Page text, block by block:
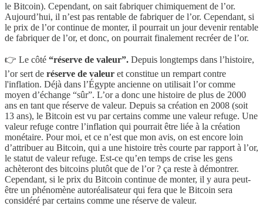
le Bitcoin). Cependant, on sait fabriquer chimiquement de l’or.
Aujourd’hui, il n’est pas rentable de fabriquer de l’or. Cependant, si
le prix de l’or continue de monter, il pourrait un jour devenir rentable
de fabriquer de l’or, et donc, on pourrait finalement recréer de l’or.
👉 Le côté “réserve de valeur”. Depuis longtemps dans l’histoire,
l’or sert de réserve de valeur et constitue un rempart contre
l'inflation. Déjà dans l’Égypte ancienne on utilisait l’or comme
moyen d’échange “sûr”. L’or a donc une histoire de plus de 2000
ans en tant que réserve de valeur. Depuis sa création en 2008 (soit
13 ans), le Bitcoin est vu par certains comme une valeur refuge. Une
valeur refuge contre l’inflation qui pourrait être liée à la création
monétaire. Pour moi, et ce n’est que mon avis, on est encore loin
d’attribuer au Bitcoin, qui a une histoire très courte par rapport à l’or,
le statut de valeur refuge. Est-ce qu’en temps de crise les gens
achèteront des bitcoins plutôt que de l’or ? ça reste à démontrer.
Cependant, si le prix du Bitcoin continue de monter, il y aura peut-
être un phénomène autoréalisateur qui fera que le Bitcoin sera
considéré par certains comme une réserve de valeur.